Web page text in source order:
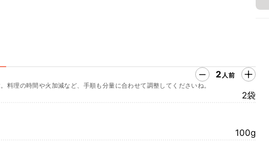
2 人前
料理の時間や火加減など、手順も分量に合わせて調整してくださいね。
2袋
100g